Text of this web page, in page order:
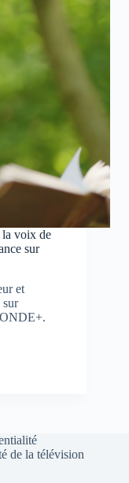
la voix de
sur
et
sur
de la télévision